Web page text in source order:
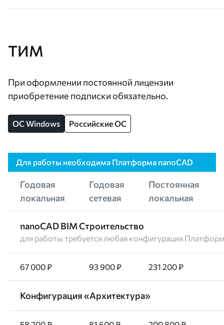
ТИМ
При оформлении постоянной лицензии
приобретение подписки обязательно.
OC Windows Российские ОС
Для работы необходима Платформа nanoCAD
Годовая
локальная
Годовая
сетевая
Постоянная
локальная
nanoCAD BIM Строительство
для работы требуется любая конфигурация
67 000 ₽ 93 900 ₽ 231 200 ₽
Конфигурация «Архитектура»